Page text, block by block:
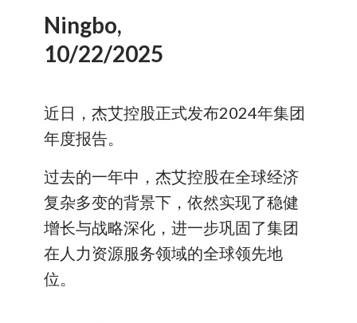
Ningbo,
10/22/2025
近日，杰艾控股正式发布2024年集团
年度报告。
过去的一年中，杰艾控股在全球经济
复杂多变的背景下，依然实现了稳健
增长与战略深化，进一步巩固了集团
在人力资源服务领域的全球领先地
位。